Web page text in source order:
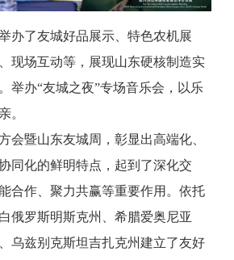
办了友城好品展示、特色农机展
现场互动等，展现山东硬核制造实
举办“友城之夜”专场音乐会，以乐
。
会暨山东友城周，彰显出高端化、
同化的鲜明特点，起到了深化交
合作、聚力共赢等重要作用。依托
俄罗斯明斯克州、希腊爱奥尼亚
乌兹别克斯坦吉扎克州建立了友好